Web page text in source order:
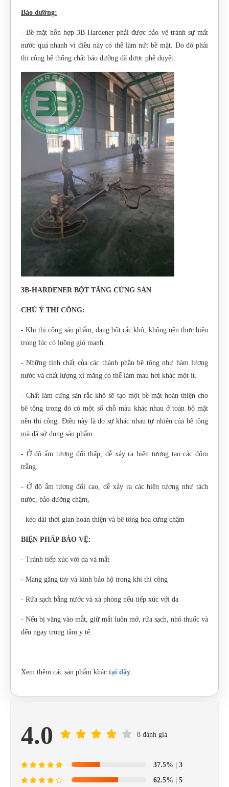
Bảo dưỡng:
- Bề mặt hỗn hợp 3B-Hardener phải được bảo vệ tránh sự mất
nước quá nhanh vì điều này có thể làm nứt bề mặt. Do đó phải
thi công hệ thống chất bảo dưỡng đã được phê duyệt.
3B-HARDENER BỘT TĂNG CỨNG SÀN
CHÚ Ý THI CÔNG:
- Khi thi công sản phẩm, dạng bột rắc khô, không nên thực hiện
trong lúc có luồng gió mạnh.
- Những tính chất của các thành phần bê tông như hàm lượng
nước và chất lượng xi măng có thể làm màu hơi khác một ít.
- Chất làm cứng sàn rắc khô sẽ tạo một bề mặt hoàn thiện cho
bê tông trong đó có một số chỗ màu khác nhau ở toàn bộ mặt
nền thi công. Điều này là do sự khác nhau tự nhiên của bê tông
mà đã sử dụng sản phẩm.
- Ở độ ẩm tương đối thấp, dễ xảy ra hiện tượng tạo các đốm
trắng.
- Ở độ ẩm tương đối cao, dễ xảy ra các hiện tượng như tách
nước, bảo dưỡng chậm,
- kéo dài thời gian hoàn thiện và bê tông hóa cứng chậm
BIỆN PHÁP BẢO VỆ:
- Tránh tiếp xúc với da và mắt
- Mang găng tay và kính bảo hộ trong khi thi công
- Rửa sạch bằng nước và xà phòng nếu tiếp xúc với da
- Nếu bị văng vào mắt, giữ mắt luôn mở, rửa sạch, nhỏ thuốc và
đến ngay trung tâm y tế.
Xem thêm các sản phẩm khác tại đây
4.0 8 đánh giá
37.5% | 3
62.5% | 5